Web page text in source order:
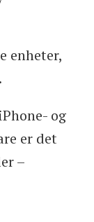
enheter,
og
er det
–